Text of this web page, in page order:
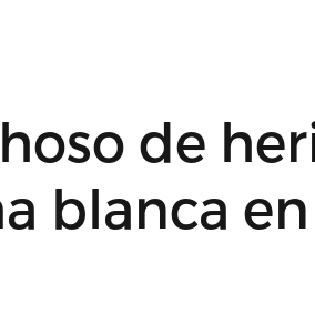
de
blanca en